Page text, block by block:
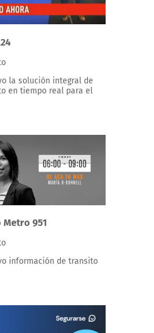
la solución integral de
en tiempo real para el
Metro 951
información de transito